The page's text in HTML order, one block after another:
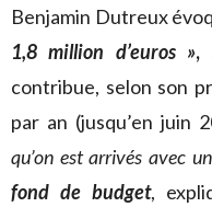
Benjamin Dutreux
1,8 million d’euros »,
contribue, selon son
par an (jusqu’en juin
qu’on est arrivés avec
fond de budget,